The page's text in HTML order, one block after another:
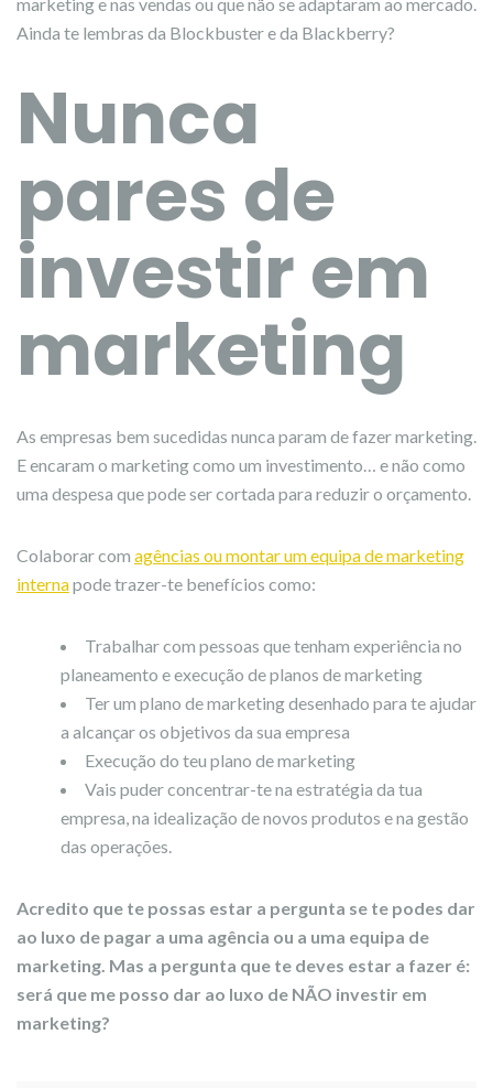
Ainda te lembras da Blockbuster e da Blackberry?
Nunca
pares de
investir em
marketing
As empresas bem sucedidas nunca param de fazer marketing.
E encaram o marketing como um investimento… e não como
uma despesa que pode ser cortada para reduzir o orçamento.
Colaborar com agências ou montar um equipa de marketing
internapode trazer-te benefícios como:
Trabalhar com pessoas que tenham experiência no
planeamento e execução de planos de marketing
Ter um plano de marketing desenhado para te ajudar
a alcançar os objetivos da sua empresa
Execução do teu plano de marketing
Vais puder concentrar-te na estratégia da tua
empresa, na idealização de novos produtos e na gestão
das operações.
Acredito que te possas estar a pergunta se te podes dar
ao luxo de pagar a uma agência ou a uma equipa de
marketing. Mas a pergunta que te deves estar a fazer é:
será que me posso dar ao luxo de NÃO investir em
marketing?